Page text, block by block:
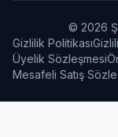
© 2026
Gizlilik Politikası
Üyelik Sözleşmesi
Mesafeli Satış